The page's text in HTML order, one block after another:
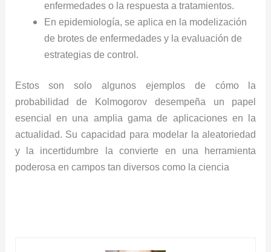
enfermedades o la respuesta a tratamientos.
En epidemiología, se aplica en la modelización
de brotes de enfermedades y la evaluación de
estrategias de control.
Estos son solo algunos ejemplos de cómo la
probabilidad de Kolmogorov desempeña un papel
esencial en una amplia gama de aplicaciones en la
actualidad. Su capacidad para modelar la aleatoriedad
y la incertidumbre la convierte en una herramienta
poderosa en campos tan diversos como la ciencia